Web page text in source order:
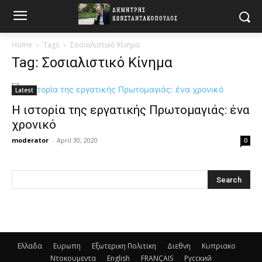
Home Tags Σοσιαλιστικό Κίνημα
Tag: Σοσιαλιστικό Κίνημα
Latest
Η ιστορία της εργατικής Πρωτομαγιάς: ένα
χρονικό
moderator - April 30, 2020 0
Ελλαδα Ευρωπη Εξωτερικη Πολιτικη Διεθνη
Κυπριακο
Ντοκουμεντα
English FRANÇAIS Русский